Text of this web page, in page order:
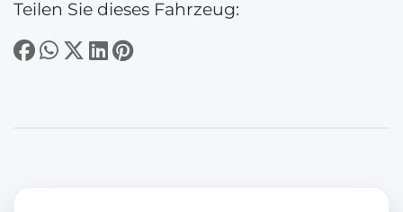
Teilen Sie dieses Fahrzeug: